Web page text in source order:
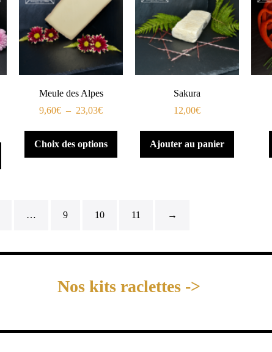
Meule des Alpes
9,60€ – 23,03€
Choix des options
Sakura
12,00€
Ajouter au panier
… 9 10 11 →
Nos kits raclettes ->